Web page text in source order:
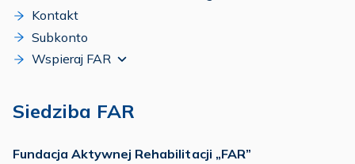
Kontakt
Subkonto
Wspieraj FAR
Siedziba FAR
Fundacja Aktywnej Rehabilitacji „FAR”